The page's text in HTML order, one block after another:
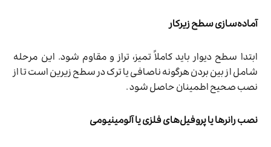
آماده‌سازی سطح زیرکار
ابتدا سطح دیوار باید کاملاً تمیز، تراز و مقاوم شود. این مرحله
شامل از بین بردن هرگونه ناصافی یا ترک در سطح زیرین است تا از
نصب صحیح اطمینان حاصل شود .
نصب رانرها یا پروفیل‌های فلزی یا آلومینیومی